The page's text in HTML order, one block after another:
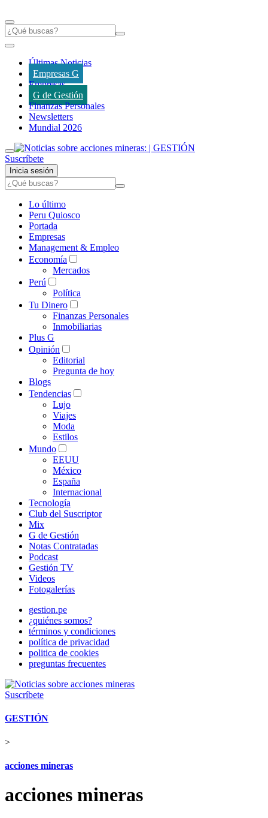
Últimas Noticias
Empresas G
Empresas
G de Gestión
Finanzas Personales
Newsletters
Mundial 2026
Suscríbete
Inicia sesión
Lo último
Peru Quiosco
Portada
Empresas
Management & Empleo
Economía
Mercados
Perú
Política
Tu Dinero
Finanzas Personales
Inmobiliarias
Plus G
Opinión
Editorial
Pregunta de hoy
Blogs
Tendencias
Lujo
Viajes
Moda
Estilos
Mundo
EEUU
México
España
Internacional
Tecnología
Club del Suscriptor
Mix
G de Gestión
Notas Contratadas
Podcast
Gestión TV
Videos
Fotogalerías
gestion.pe
¿quiénes somos?
términos y condiciones
política de privacidad
politica de cookies
preguntas frecuentes
Suscríbete
GESTIÓN
>
acciones mineras
acciones mineras